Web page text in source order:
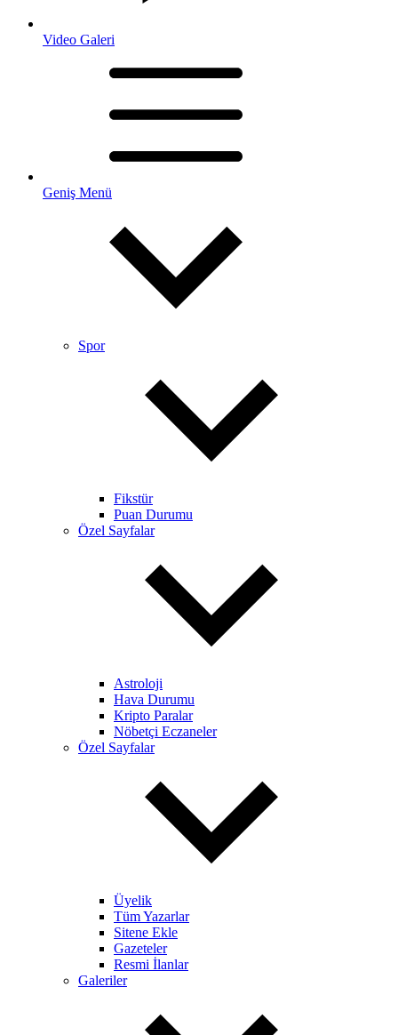
Video Galeri
Geniş Menü
Spor
Fikstür
Puan Durumu
Özel Sayfalar
Astroloji
Hava Durumu
Kripto Paralar
Nöbetçi Eczaneler
Özel Sayfalar
Üyelik
Tüm Yazarlar
Sitene Ekle
Gazeteler
Resmi İlanlar
Galeriler